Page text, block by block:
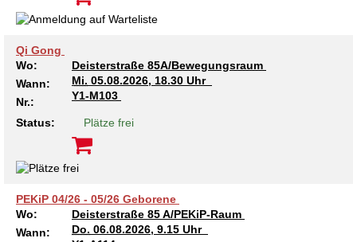
Kindertagesstätte Schneiderberg
Kindertagesstätte Sylter Weg
Kindertagesstätte Tresckowstraße
Kindertagesstätte Voltmerstraße
Offene Sprach-Sprechstunde
Kindertagesstätte Moorlilienweg /
Kindertagesstätte Mühenkamp / Familienzentrum
Kindertagesstätte Petermannstraße /
Kindertagesstätte Pfarrlandplatz
Kindertagesstätte Rosenbergstraße
Qi Gong
Wo:
Deisterstraße 85A/Bewegungsraum
Wann:
Mi. 05.08.2026, 18.30 Uhr
Nr.:
Y1-M103
Status: Plätze frei
PEKiP 04/26 - 05/26 Geborene
Wo:
Deisterstraße 85 A/PEKiP-Raum
Wann:
Do. 06.08.2026, 9.15 Uhr